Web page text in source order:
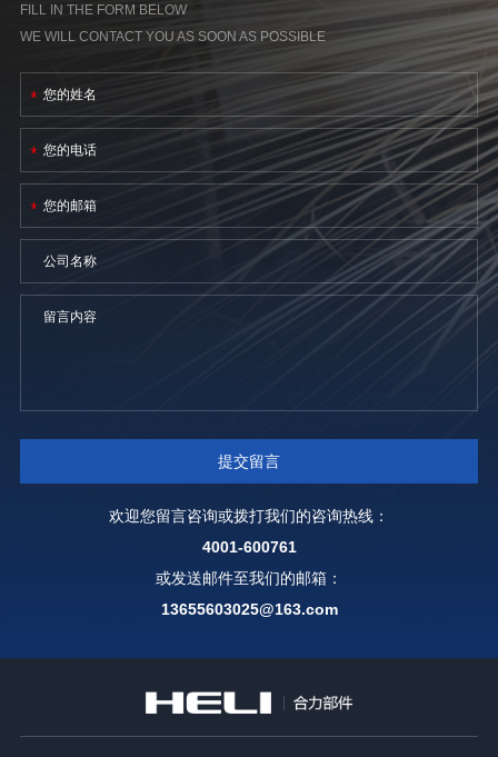
FILL IN THE FORM BELOW
WE WILL CONTACT YOU AS SOON AS POSSIBLE
欢迎您留言咨询或拨打我们的咨询热线：
4001-600761
或发送邮件至我们的邮箱：
13655603025@163.com